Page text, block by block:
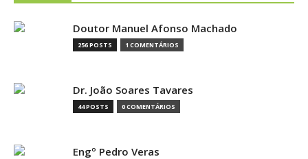
Doutor Manuel Afonso Machado
256 POSTS 1 COMENTÁRIOS
Dr. João Soares Tavares
44 POSTS 0 COMENTÁRIOS
Engº Pedro Veras